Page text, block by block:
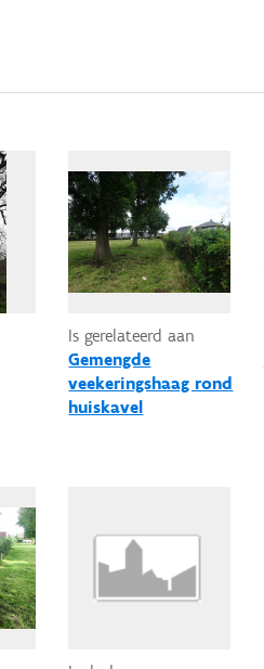
Is gerelateerd aan
Gemengde
veekeringshaag rond
huiskavel